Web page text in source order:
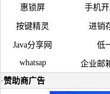
惠锁屏 手机
按键精灵 进销
Java分享网 低
whatsap
企业邮
·赞助商广告